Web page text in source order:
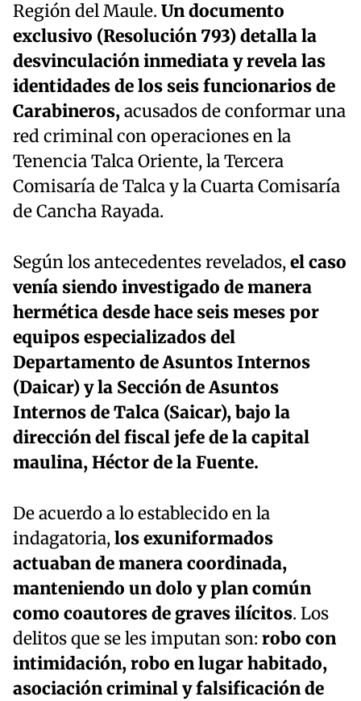
Región del Maule. Un documento
exclusivo (Resolución 793) detalla la
desvinculación inmediata y revela las
identidades de los seis funcionarios de
Carabineros,acusados de conformar una
red criminal con operaciones en la
Tenencia Talca Oriente, la Tercera
Comisaría de Talca y la Cuarta Comisaría
de Cancha Rayada.
Según los antecedentes revelados,el caso
venía siendo investigado de manera
hermética desde hace seis meses por
equipos especializados del
Departamento de Asuntos Internos
(Daicar) y la Sección de Asuntos
Internos de Talca (Saicar), bajo la
dirección del fiscal jefe de la capital
maulina, Héctor de la Fuente.
De acuerdo a lo establecido en la
indagatoria,los exuniformados
actuaban de manera coordinada,
manteniendo un dolo y plan común
como coautores de graves ilícitos. Los
delitos que se les imputan son: robo con
intimidación, robo en lugar habitado,
asociación criminal y falsificación de